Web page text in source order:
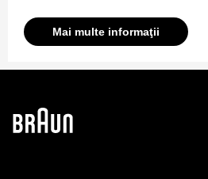
Mai multe informaţii